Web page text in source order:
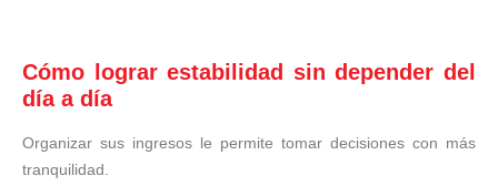
Cómo lograr estabilidad sin depender del
día a día
Organizar sus ingresos le permite tomar decisiones con más
tranquilidad.